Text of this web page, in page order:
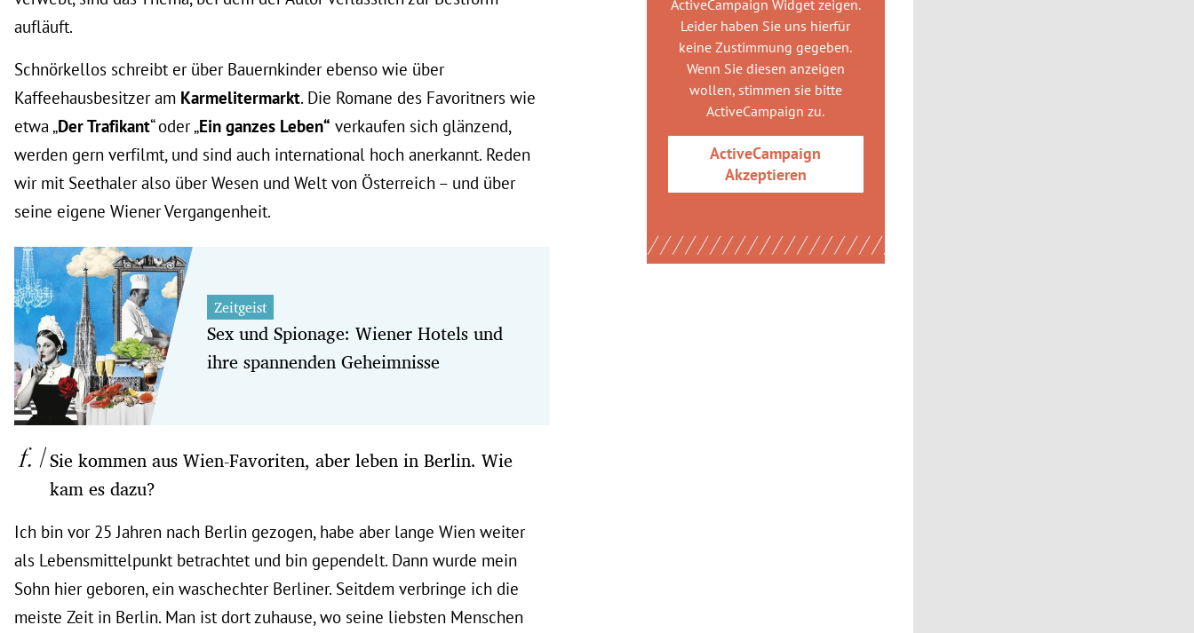
aufläuft.
Schnörkellos schreibt er über Bauernkinder ebenso wie über
Kaffeehausbesitzer am Karmelitermarkt. Die Romane des Favoritners wie
etwa „Der Trafikant“ oder „Ein ganzes Leben“ verkaufen sich glänzend,
werden gern verfilmt, und sind auch international hoch anerkannt. Reden
wir mit Seethaler also über Wesen und Welt von Österreich – und über
seine eigene Wiener Vergangenheit.
Zeitgeist
Sex und Spionage: Wiener Hotels und
ihre spannenden Geheimnisse
Sie kommen aus Wien-Favoriten, aber leben in Berlin. Wie
kam es dazu?
Ich bin vor 25 Jahren nach Berlin gezogen, habe aber lange Wien weiter
als Lebensmittelpunkt betrachtet und bin gependelt. Dann wurde mein
Sohn hier geboren, ein waschechter Berliner. Seitdem verbringe ich die
meiste Zeit in Berlin. Man ist dort zuhause, wo seine liebsten Menschen
ActiveCampaign Widgetzeigen.
Leider haben Sie uns hierfür
keine Zustimmung gegeben.
Wenn Sie diesen anzeigen
wollen, stimmen sie bitte
ActiveCampaign zu.
ActiveCampaign
Akzeptieren